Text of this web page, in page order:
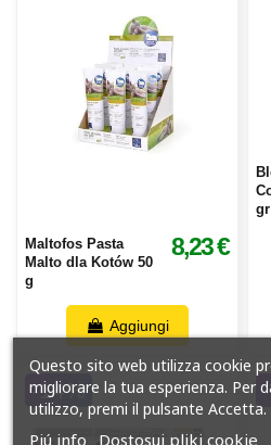
Maltofos Pasta
Malto dla Kotów 50
g
8,23 €
Aggiungi
gr
-14%
Questo sito web utilizza cookie
migliorare la tua esperienza. Per
utilizzo, premi il pulsante Accetta.
Piú info Dostosuj pliki cookie